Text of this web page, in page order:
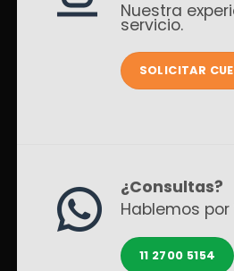
Nuestra
servicio.
SOLICITAR
¿Consultas?
Hablemos
11 2700 5154